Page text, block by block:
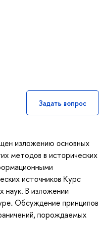
Задать вопрос
изложению основных
методов в исторических
источников Курс
наук. В изложении
Обсуждение принципов
порождаемых